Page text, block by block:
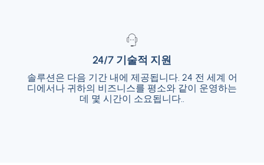
24/7 기술적 지원
솔루션은 다음 기간 내에 제공됩니다. 24 전 세계 어
디에서나 귀하의 비즈니스를 평소와 같이 운영하는
데 몇 시간이 소요됩니다..
24/7 기술적 지원
솔루션은 다음 기간 내에 제공됩니다. 24 전 세
계 어디에서나 귀하의 비즈니스를 평소와 같이
운영하는 데 몇 시간이 소요됩니다..